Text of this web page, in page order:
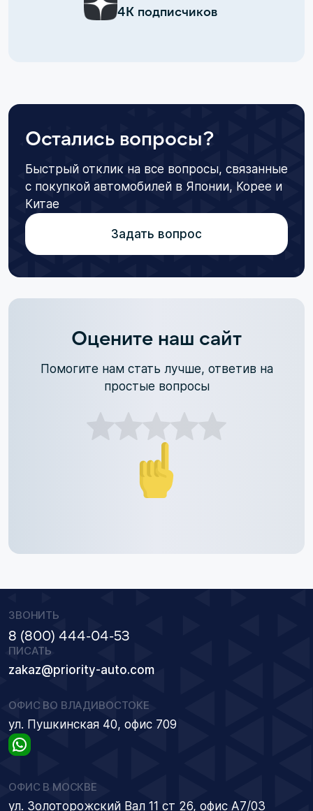
4К подписчиков
Остались вопросы?
Быстрый отклик на все вопросы, связанные
с покупкой автомобилей в Японии, Корее и
Китае
Задать вопрос
Оцените наш сайт
Помогите нам стать лучше, ответив на
простые вопросы
ЗВОНИТЬ
8 (800) 444-04-53
ПИСАТЬ
zakaz@priority-auto.com
ОФИС ВО ВЛАДИВОСТОКЕ
ул. Пушкинская 40, офис 709
ОФИС В МОСКВЕ
ул. Золоторожский Вал 11 ст 26, офис А7/03